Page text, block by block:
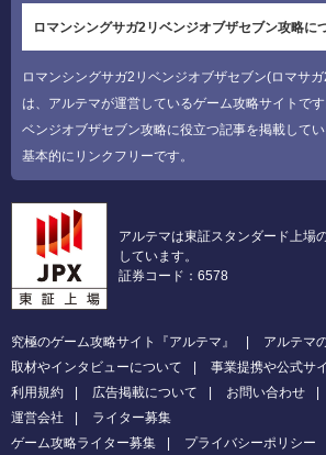
ロマンシングサガ2リベンジオブザセブン攻略に
ロマンシングサガ2リベンジオブザセブン(ロマサ
は、アルテマが運営しているゲーム攻略サイトで
ベンジオブザセブン攻略に役立つ記事を掲載して
基本的にリンクフリーです。
アルテマは東証スタンダード上場
しています。
証券コード：6578
究極のゲーム攻略サイト『アルテマ』
アルテマ
取材やインタビューについて
事業提携や公式サ
利用規約
広告掲載について お問い合わせ
運営会社
ライター募集
ゲーム攻略ライター募集
プライバシーポリシー